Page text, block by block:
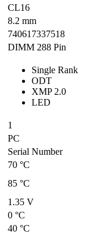
CL16
8.2 mm
740617337518
DIMM 288 Pin
Single Rank
ODT
XMP 2.0
LED
1
PC
Serial Number
70 °C
85 °C
1.35 V
0 °C
40 °C